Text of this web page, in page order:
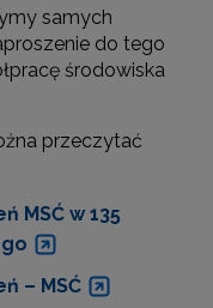
samych
do tego
środowiska
przeczytać
MSĆ w 135
– MSĆ